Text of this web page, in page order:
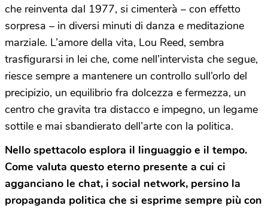
che reinventa dal 1977, si cimenterà – con effetto
sorpresa – in diversi minuti di danza e meditazione
marziale. L’amore della vita, Lou Reed, sembra
trasfigurarsi in lei che, come nell’intervista che segue,
riesce sempre a mantenere un controllo sull’orlo del
precipizio, un equilibrio fra dolcezza e fermezza, un
centro che gravita tra distacco e impegno, un legame
sottile e mai sbandierato dell’arte con la politica.
Nello spettacolo esplora il linguaggio e il tempo.
Come valuta questo eterno presente a cui ci
agganciano le chat, i social network, persino la
propaganda politica che si esprime sempre più con